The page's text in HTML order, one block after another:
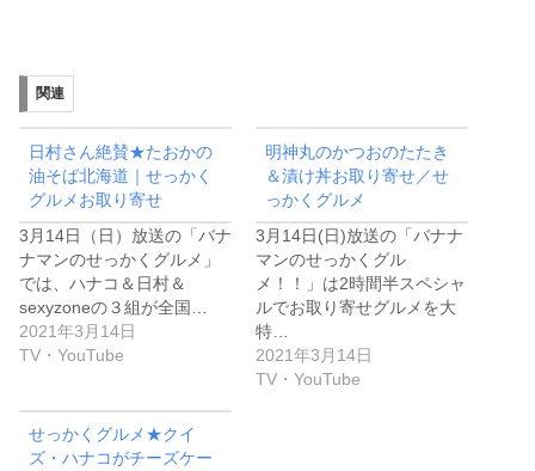
関連
日村さん絶賛★たおかの
油そば北海道｜せっかく
グルメお取り寄せ
3月14日（日）放送の「バナ
ナマンのせっかくグルメ」
では、ハナコ＆日村＆
sexyzoneの３組が全国…
2021年3月14日
TV・YouTube
明神丸のかつおのたたき
＆漬け丼お取り寄せ／せ
っかくグルメ
3月14日(日)放送の「バナナ
マンのせっかくグル
メ！！」は2時間半スペシャ
ルでお取り寄せグルメを大
特…
2021年3月14日
TV・YouTube
せっかくグルメ★クイ
ズ・ハナコがチーズケー